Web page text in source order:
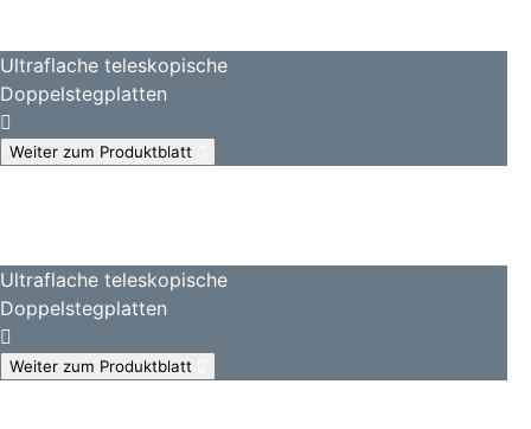
Ultraflache teleskopische
Doppelstegplatten
Weiter zum Produktblatt
Ultraflache teleskopische
Doppelstegplatten
Weiter zum Produktblatt